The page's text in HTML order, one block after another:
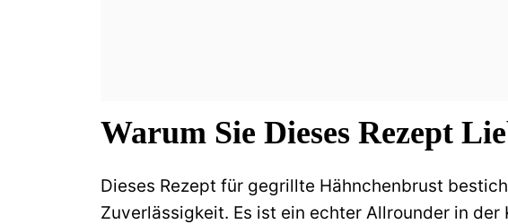
Warum Sie Dieses Rezept
Dieses Rezept für gegrillte Hähnchenbrust
Zuverlässigkeit. Es ist ein echter Allrounder in der